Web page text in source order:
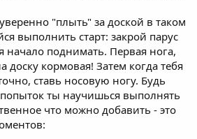
"плыть" за доской в таком
выполнить старт: закрой парус
начало поднимать. Первая нога,
доску кормовая! Затем когда тебя
ставь носовую ногу. Будь
ты научишься выполнять
что можно добавить - это